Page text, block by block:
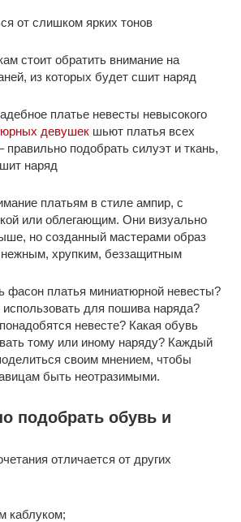
от слишком ярких тонов
стоит обратить внимание на
из которых будет сшит наряд
платье невесты невысокого
девушек шьют платья всех
правильно подобрать силуэт и ткань,
наряд
платьям в стиле ампир, с
или облегающим. Они визуально
но созданный мастерами образ
нежным, хрупким, беззащитным
фасон платья миниатюрной невесты?
для пошива наряда?
невесте? Какая обувь
тому или иному наряду? Каждый
своим мнением, чтобы
быть неотразимыми.
подобрать обувь и
отличается от других
каблуком;